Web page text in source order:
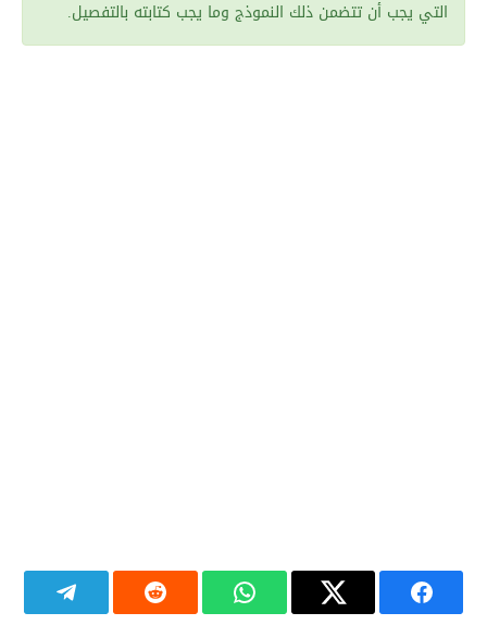
التي يجب أن تتضمن ذلك النموذج وما يجب كتابته بالتفصيل.